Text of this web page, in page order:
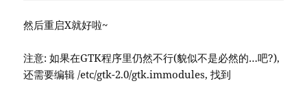
然后重启X就好啦~
注意: 如果在GTK程序里仍然不行(貌似不是必然的…吧?),
还需要编辑 /etc/gtk-2.0/gtk.immodules, 找到